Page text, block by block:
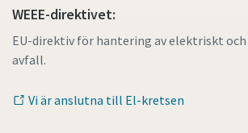
WEEE-direktivet:
EU-direktiv för hantering av elektriskt
avfall.
Vi är anslutna till El-kretsen